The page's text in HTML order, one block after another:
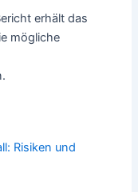
erhält das
mögliche
Risiken und